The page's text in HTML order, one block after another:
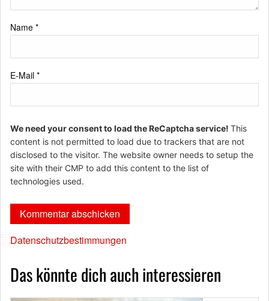
Name *
E-Mail *
We need your consent to load the ReCaptcha service! This
content is not permitted to load due to trackers that are not
disclosed to the visitor. The website owner needs to setup the
site with their CMP to add this content to the list of
technologies used.
Datenschutzbestimmungen
Das könnte dich auch interessieren